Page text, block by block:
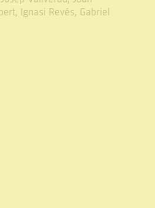
Ignasi Revés, Gabriel